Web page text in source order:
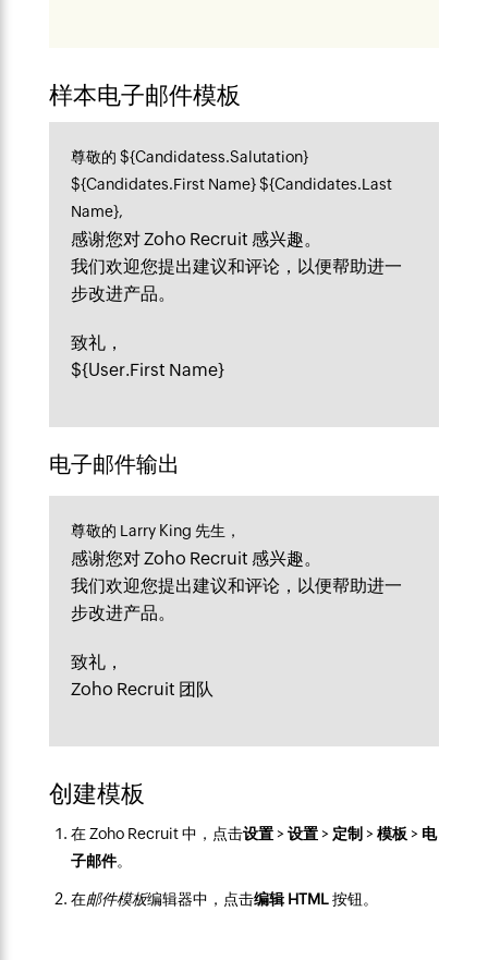
样本电子邮件模板
尊敬的 ${Candidatess.Salutation}
${Candidates.First Name} ${Candidates.Last
Name},
感谢您对 Zoho Recruit 感兴趣。
我们欢迎您提出建议和评论，以便帮助进一
步改进产品。
致礼，
${User.First Name}
电子邮件输出
尊敬的 Larry King 先生，
感谢您对 Zoho Recruit 感兴趣。
我们欢迎您提出建议和评论，以便帮助进一
步改进产品。
致礼，
Zoho Recruit 团队
创建模板
在 Zoho Recruit 中，点击设置>设置> 定制 >模板 > 电
子邮件。
在邮件模板编辑器中，点击编辑 HTML按钮。